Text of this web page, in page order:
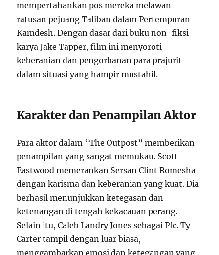
mempertahankan pos mereka melawan
ratusan pejuang Taliban dalam Pertempuran
Kamdesh. Dengan dasar dari buku non-fiksi
karya Jake Tapper, film ini menyoroti
keberanian dan pengorbanan para prajurit
dalam situasi yang hampir mustahil.
Karakter dan Penampilan Aktor
Para aktor dalam “The Outpost” memberikan
penampilan yang sangat memukau. Scott
Eastwood memerankan Sersan Clint Romesha
dengan karisma dan keberanian yang kuat. Dia
berhasil menunjukkan ketegasan dan
ketenangan di tengah kekacauan perang.
Selain itu, Caleb Landry Jones sebagai Pfc. Ty
Carter tampil dengan luar biasa,
menggambarkan emosi dan ketegangan yang